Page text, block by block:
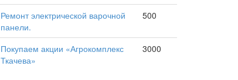
Ремонт электрической варочной
панели.
500
Покупаем акции «Агрокомплекс
Ткачева»
3000